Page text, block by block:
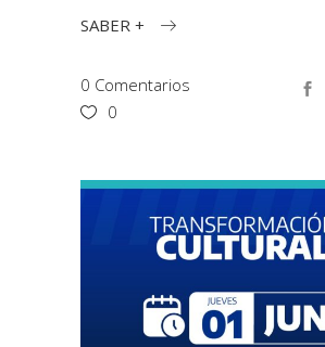
SABER +
0 Comentarios
0